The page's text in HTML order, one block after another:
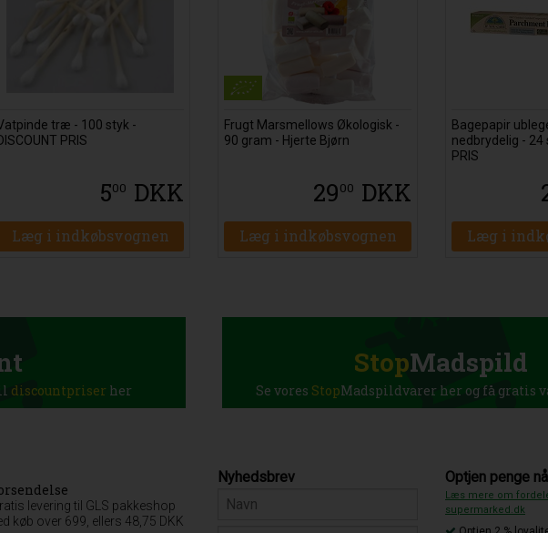
træ - 100 styk -
PRIS
500 DKK
Læg i indkøbsvognen
Frugt Marsmellows Økologisk -
90 gram - Hjerte Bjørn
2900 DKK
Læg i indkøbsvognen
Bagepapir
nedbrydelig - 24
PRIS
Læg i
discountpriser her
StopMadspild
Se vores StopMadspildvarer her og få gratis
levering til GLS pakkeshop
køb over 699, ellers 48,75 DKK
Nyhedsbrev Optjen penge
Læs mere om
supermarked.dk